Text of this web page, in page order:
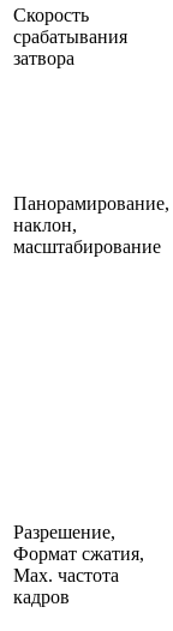
Скорость
срабатывания
затвора
Панорамирование,
наклон,
масштабирование
Разрешение,
Формат сжатия,
Max. частота
кадров